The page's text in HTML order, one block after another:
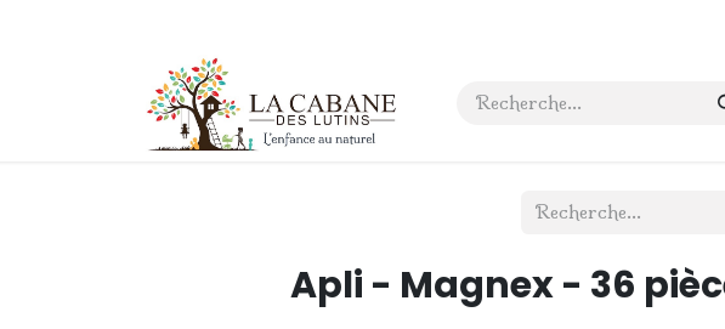
Contact
Apli - Magnex - 36